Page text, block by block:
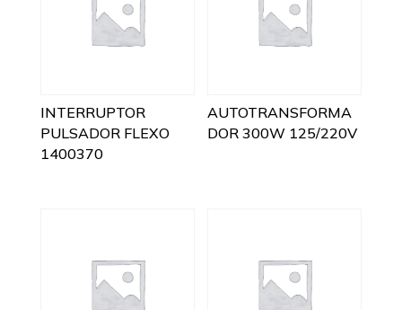
INTERRUPTOR
PULSADOR FLEXO
1400370
AUTOTRANSFORMA
DOR 300W 125/220V